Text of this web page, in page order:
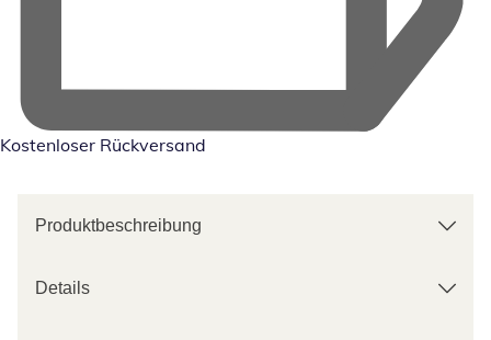
Kostenloser Rückversand
Produktbeschreibung
Details